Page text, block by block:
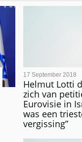
Helmut Lotti
zich van
Eurovisie in
was een
vergissing”
17 September 2018